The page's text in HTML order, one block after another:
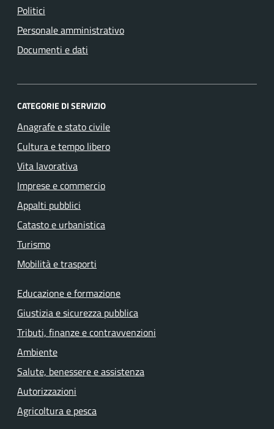
Politici
Personale amministrativo
Documenti e dati
CATEGORIE DI SERVIZIO
Anagrafe e stato civile
Cultura e tempo libero
Vita lavorativa
Imprese e commercio
Appalti pubblici
Catasto e urbanistica
Turismo
Mobilità e trasporti
Educazione e formazione
Giustizia e sicurezza pubblica
Tributi, finanze e contravvenzioni
Ambiente
Salute, benessere e assistenza
Autorizzazioni
Agricoltura e pesca